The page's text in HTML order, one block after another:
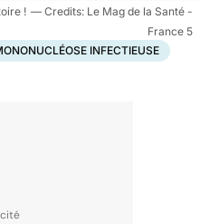
!
Le Mag de la Santé -
France 5
INFECTIEUSE